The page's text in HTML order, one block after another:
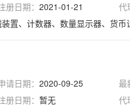
册日期： 2021-01-21
代
置、计数器、数量显示器、货币
请日期： 2020-09-25
册日期： 暂无
最
代